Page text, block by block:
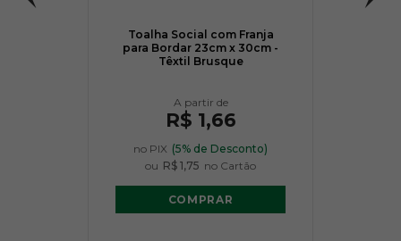
Toalha Social com Franja
para Bordar 23cm x 30cm -
Têxtil Brusque
R$ 1,66
no PIX (5% de Desconto)
ou R$ 1,75 no Cartão
COMPRAR